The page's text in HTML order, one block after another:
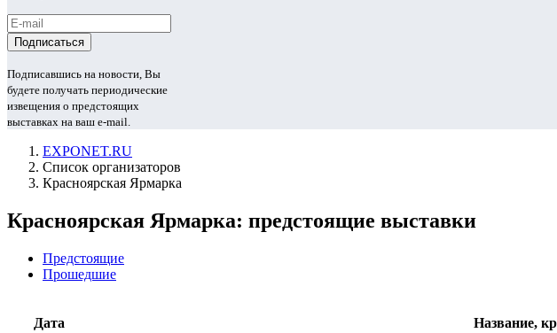
Подписавшись на новости, Вы
будете получать периодические
извещения о предстоящих
выставках на ваш e-mail.
EXPONET.RU
Список организаторов
Красноярская Ярмарка
Красноярская Ярмарка: предстоящие выставки
Предстоящие
Прошедшие
Дата Название,